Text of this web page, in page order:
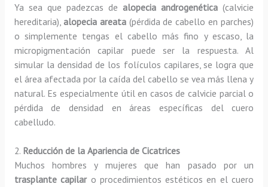
Ya sea que padezcas de alopecia androgenética (calvicie
hereditaria), alopecia areata(pérdida de cabello en parches)
o simplemente tengas el cabello más fino y escaso, la
micropigmentación capilar puede ser la respuesta. Al
simular la densidad de los folículos capilares, se logra que
el área afectada por la caída del cabello se vea más llena y
natural. Es especialmente útil en casos de calvicie parcial o
pérdida de densidad en áreas específicas del cuero
cabelludo.
2. Reducción de la Apariencia de Cicatrices
Muchos hombres y mujeres que han pasado por un
trasplante capilaro procedimientos estéticos en el cuero